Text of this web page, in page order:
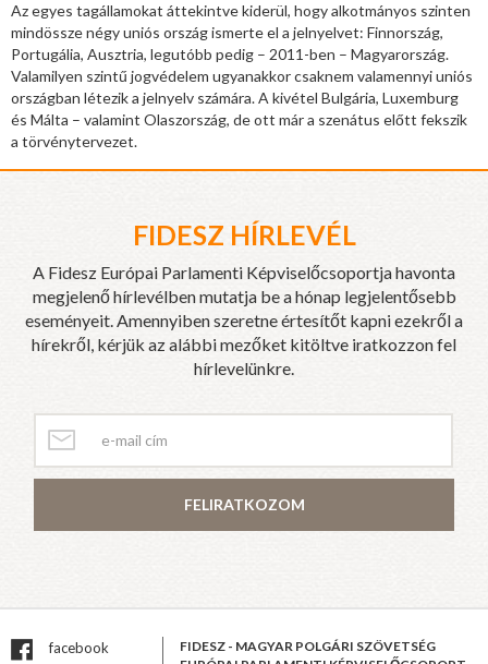
Az egyes tagállamokat áttekintve kiderül, hogy alkotmányos szinten
mindössze négy uniós ország ismerte el a jelnyelvet: Finnország,
Portugália, Ausztria, legutóbb pedig – 2011-ben – Magyarország.
Valamilyen szintű jogvédelem ugyanakkor csaknem valamennyi uniós
országban létezik a jelnyelv számára. A kivétel Bulgária, Luxemburg
és Málta – valamint Olaszország, de ott már a szenátus előtt fekszik
a törvénytervezet.
FIDESZ HÍRLEVÉL
A Fidesz Európai Parlamenti Képviselőcsoportja havonta
megjelenő hírlevélben mutatja be a hónap legjelentősebb
eseményeit. Amennyiben szeretne értesítőt kapni ezekről a
hírekről, kérjük az alábbi mezőket kitöltve iratkozzon fel
hírlevelünkre.
FELIRATKOZOM
facebook
FIDESZ - MAGYAR POLGÁRI SZÖVETSÉG